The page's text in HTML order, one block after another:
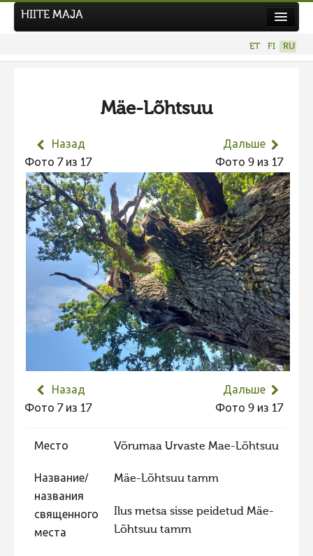
Hiite kuvavõistlus 2026
Фотоконкурс 2025
Не учитываются 2025
Видео 2025
Фотоконкурс 2024
Не учитываются 2024
Видео 2024
Фотоконкурс 2023
Не учитываются 2023
Видео 2023
Не учитываются 2022
Фотоконкурс 2021
Видео 2021
Фотоконкурс 2020
HIITE MAJA
ET FI RU
Mäe-Lõhtsuu
Назад
Фото 7 из 17
Дальше
Фото 9 из 17
Назад
Фото 7 из 17
Дальше
Фото 9 из 17
Место Võrumaa Urvaste Mae-Lõhtsuu
Название/
названия
священного
места
Mäe-Lõhtsuu tamm
Ilus metsa sisse peidetud Mäe-
Lõhtsuu tamm